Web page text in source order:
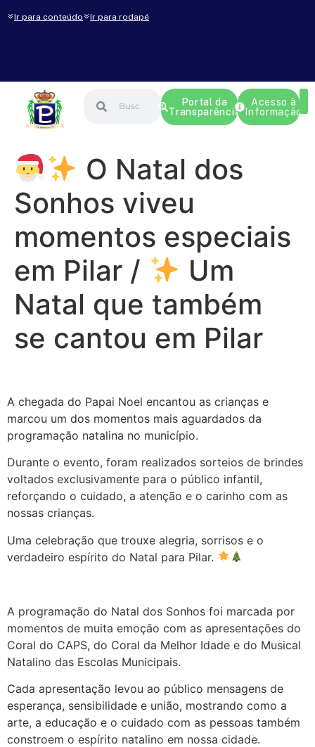
Ir para conteúdo Ir para rodapé
Portal da
Transparência
Acesso à
Informação
O Natal dos
Sonhos viveu
momentos especiais
em Pilar /
Um
Natal que também
se cantou em Pilar
A chegada do Papai Noel encantou as crianças e
marcou um dos momentos mais aguardados da
programação natalina no município.
Durante o evento, foram realizados sorteios de brindes
voltados exclusivamente para o público infantil,
reforçando o cuidado, a atenção e o carinho com as
nossas crianças.
Uma celebração que trouxe alegria, sorrisos e o
verdadeiro espírito do Natal para Pilar.
A programação do Natal dos Sonhos foi marcada por
momentos de muita emoção com as apresentações do
Coral do CAPS, do Coral da Melhor Idade e do Musical
Natalino das Escolas Municipais.
Cada apresentação levou ao público mensagens de
esperança, sensibilidade e união, mostrando como a
arte, a educação e o cuidado com as pessoas também
constroem o espírito natalino em nossa cidade.